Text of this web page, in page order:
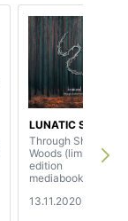
LUNATIC SOUL
Through Shaded
Woods (limited
edition
mediabook)
13.11.2020